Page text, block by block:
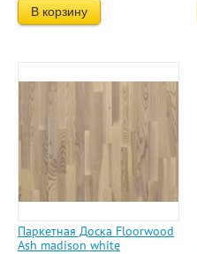
В корзину
Паркетная Доска Floorwood
Ash madison white